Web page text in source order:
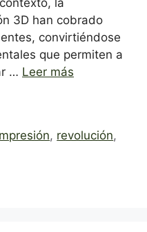
la
3D han cobrado
convirtiéndose
que permiten a
… Leer más
, revolución,